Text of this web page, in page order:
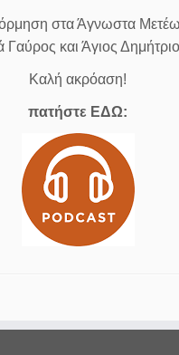
στα Άγνωστα
Γαύρος και Άγιος
Καλή ακρόαση!
πατήστε ΕΔΩ: